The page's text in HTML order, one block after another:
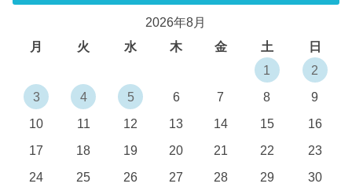
2026年8月
月
火 水 木 金 土
日
1
2
3
4 5 6 7 8
9
10
11 12 13 14 15
16
17
18 19 20 21 22
23
24
25 26 27 28 29
30